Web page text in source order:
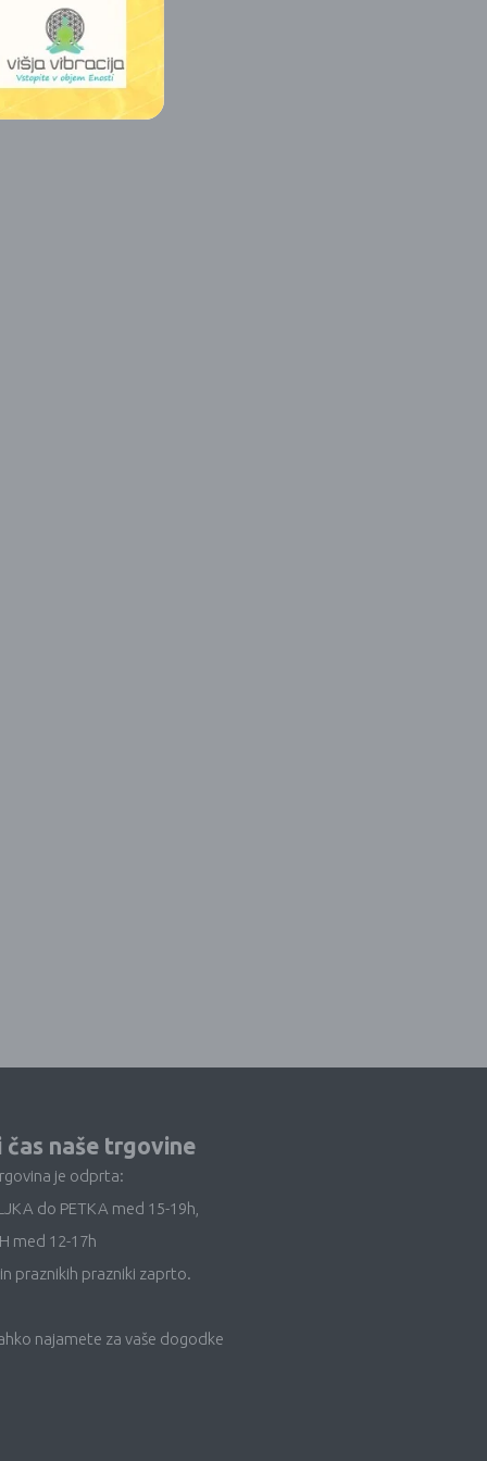
čas naše trgovine
je odprta:
do PETKA med 15-19h,
med 12-17h
praznikih prazniki zaprto.
najamete za vaše dogodke